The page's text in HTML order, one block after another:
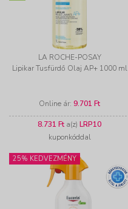
LA ROCHE-POSAY
Lipikar Tusfürdő Olaj AP+ 1000 ml
Online ár: 9.701 Ft
8.731 Ft a(z) LRP10
kuponkóddal
25% KEDVEZMÉNY